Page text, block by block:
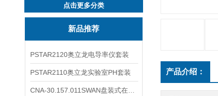
点击更多分类
新品推荐
PSTAR2120奥立龙电导率仪套装
PSTAR2110奥立龙实验室PH套装 产品介绍：